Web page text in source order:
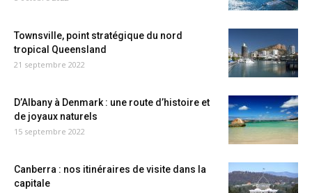
Townsville, point stratégique du nord
tropical Queensland
21 septembre 2022
D’Albany à Denmark : une route d’histoire et
de joyaux naturels
15 septembre 2022
Canberra : nos itinéraires de visite dans la
capitale